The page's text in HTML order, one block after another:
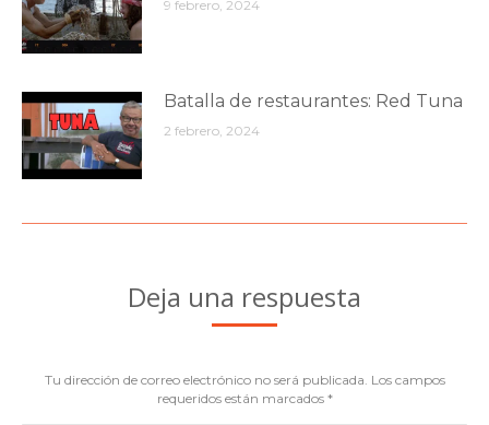
9 febrero, 2024
Batalla de restaurantes: Red Tuna
2 febrero, 2024
Deja una respuesta
Tu dirección de correo electrónico no será publicada. Los campos
requeridos están marcados *